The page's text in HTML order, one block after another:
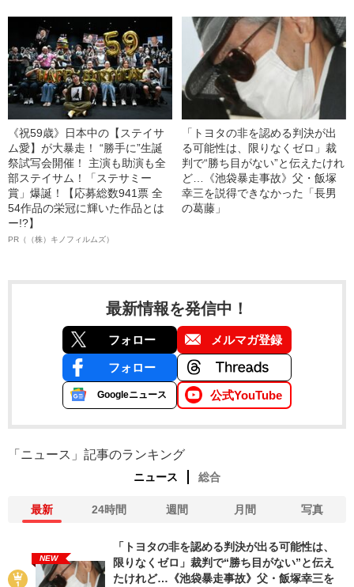
《祝59歳》日本中の【ステイサ
ム愛】が大暴走！ “勝手に”生誕
祭試写会開催！ 主演も助演も全
部ステイサム！「ステサミー
賞」爆誕！【応募総数941票 全
54作品の栄冠に輝いた作品とは
ー!?】
PR（（株）キノフィルムズ）
「トヨタの非を認める判決が出
る可能性は、限りなくゼロ」裁
判で“勝ち目がない”と伝えたけれ
ど…《池袋暴走事故》父・飯塚
幸三を説得できなかった「長男
の葛藤」
最新情報を発信中！
フォロー メルマガ登録
フォロー
Googleニュース 公式YouTube
「ニュース」記事のランキング
ニュース 総合
最新 24時間 週間 月間 写真
NEW
「トヨタの非を認める判決が出る可能性は、
限りなくゼロ」裁判で“勝ち目がない”と伝え
たけれど…《池袋暴走事故》父・飯塚幸三を